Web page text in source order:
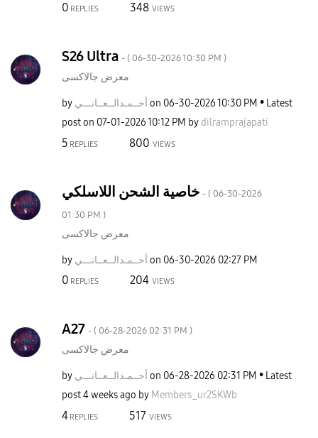
0 REPLIES 348 VIEWS
S26 Ultra - ( ‎06-30-202610:30 PM )
معرض جالاكسى
by أحــمـدالــعــانـــي on ‎06-30-202610:30 PM
Latest
post on ‎07-01-202610:12 PM by dilramprajapati
5 REPLIES 800 VIEWS
خاصية الشحن اللاسلكي - ( ‎06-30-2026
01:30 PM )
معرض جالاكسى
by أحــمـدالــعــانـــي on ‎06-30-2026 02:27 PM
0 REPLIES 204 VIEWS
A27 - ( ‎06-28-2026 02:31 PM )
معرض جالاكسى
by أحــمـدالــعــانـــي on ‎06-28-2026 02:31 PM
Latest
post4 weeks ago by Members_ur2SKWb
4REPLIES 517 VIEWS